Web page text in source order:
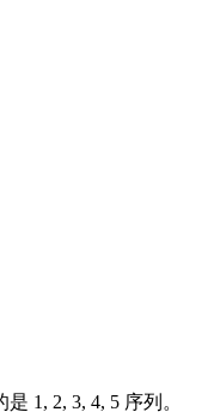
1, 2, 3, 4, 5 序列。